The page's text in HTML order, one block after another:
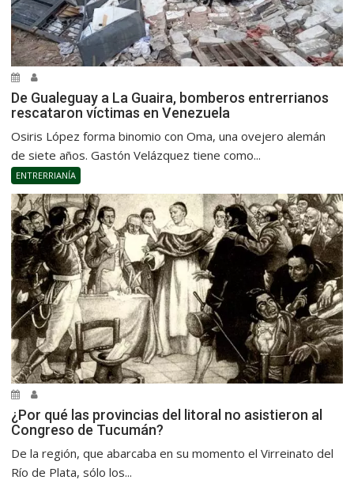
De Gualeguay a La Guaira, bomberos entrerrianos
rescataron víctimas en Venezuela
Osiris López forma binomio con Oma, una ovejero alemán
de siete años. Gastón Velázquez tiene como...
ENTRERRIANÍA
¿Por qué las provincias del litoral no asistieron al
Congreso de Tucumán?
De la región, que abarcaba en su momento el Virreinato del
Río de Plata, sólo los...